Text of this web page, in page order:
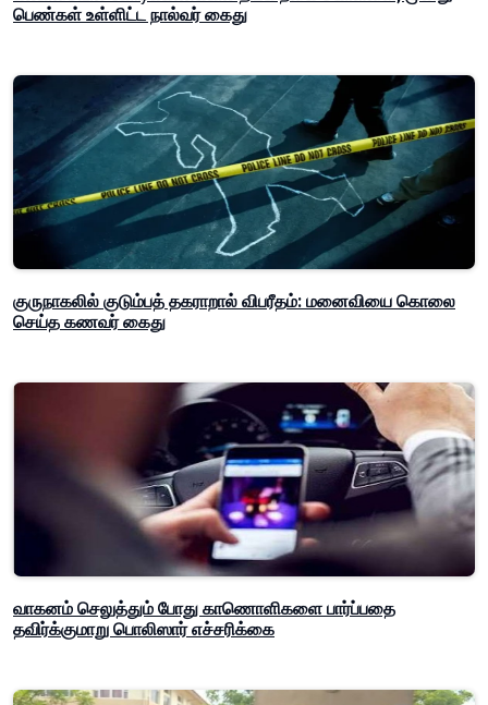
பெண்கள் உள்ளிட்ட நால்வர் கைது
குருநாகலில் குடும்பத் தகராறால் விபரீதம்: மனைவியை கொலை
செய்த கணவர் கைது
வாகனம் செலுத்தும் போது காணொளிகளை பார்ப்பதை
தவிர்க்குமாறு பொலிஸார் எச்சரிக்கை